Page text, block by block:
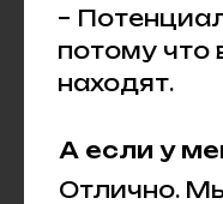
–
потому что
находят.
А если у
Отлично.